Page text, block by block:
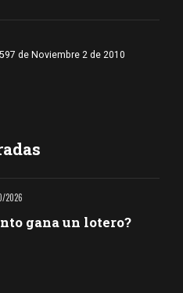
de Noviembre 2 de 2010
2026
gana un lotero?